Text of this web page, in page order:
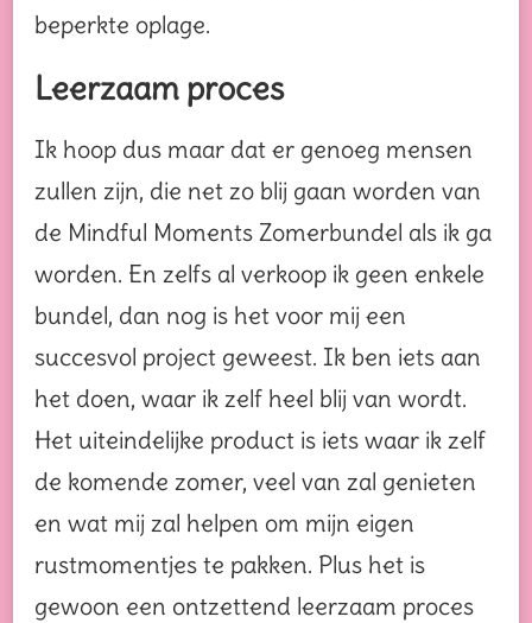
beperkte oplage.
Leerzaam proces
Ik hoop dus maar dat er genoeg mensen
zullen zijn, die net zo blij gaan worden van
de Mindful Moments Zomerbundel als ik ga
worden. En zelfs al verkoop ik geen enkele
bundel, dan nog is het voor mij een
succesvol project geweest. Ik ben iets aan
het doen, waar ik zelf heel blij van wordt.
Het uiteindelijke product is iets waar ik zelf
de komende zomer, veel van zal genieten
en wat mij zal helpen om mijn eigen
rustmomentjes te pakken. Plus het is
gewoon een ontzettend leerzaam proces